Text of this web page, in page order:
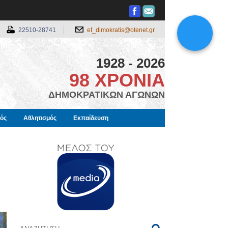
22510-28741 ef_dimokratis@otenet.gr
1928 - 2026
98 ΧΡΟΝΙΑ
ΔΗΜΟΚΡΑΤΙΚΩΝ ΑΓΩΝΩΝ
Αθλητισμός Εκπαίδευση